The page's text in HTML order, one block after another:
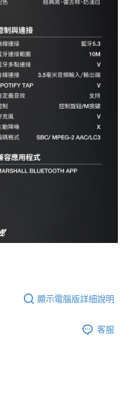
顯示電腦版詳細說明
客服